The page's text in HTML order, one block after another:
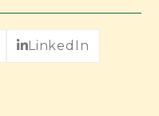
LinkedIn